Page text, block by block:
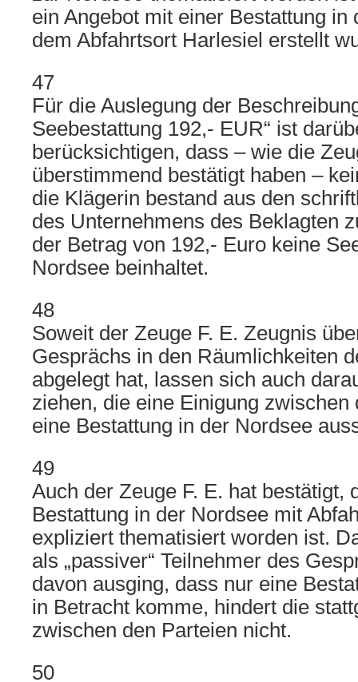
ein Angebot mit einer Bestattung in
dem Abfahrtsort Harlesiel erstellt
47
Für die Auslegung der
Seebestattung 192,- EUR“ ist
berücksichtigen, dass – wie die
überstimmend bestätigt haben –
die Klägerin bestand aus den
des Unternehmens des Beklagten
der Betrag von 192,- Euro keine
Nordsee beinhaltet.
48
Soweit der Zeuge F. E. Zeugnis
Gesprächs in den Räumlichkeiten
abgelegt hat, lassen sich auch
ziehen, die eine Einigung zwischen
eine Bestattung in der Nordsee
49
Auch der Zeuge F. E. hat bestätigt,
Bestattung in der Nordsee mit
expliziert thematisiert worden ist.
als „passiver“ Teilnehmer des
davon ausging, dass nur eine
in Betracht komme, hindert die
zwischen den Parteien nicht.
50